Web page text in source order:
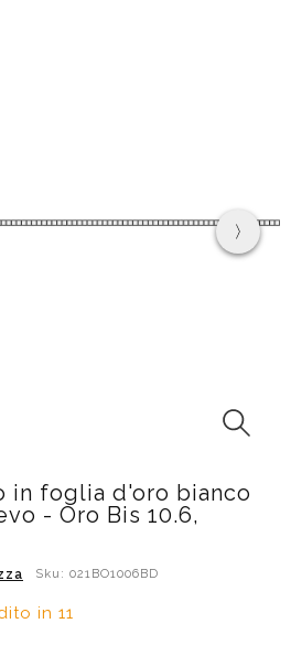
in foglia d'oro bianco
- Oro Bis 10.6,
Sku: 021BO1006BD
in 11